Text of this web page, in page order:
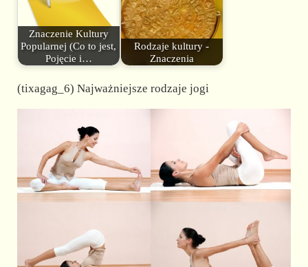
Znaczenie Kultury
Popularnej (Co to jest,
Pojęcie i…
Rodzaje kultury -
Znaczenia
(tixagag_6) Najważniejsze rodzaje jogi